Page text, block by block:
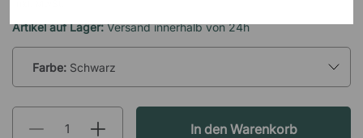
Artikel auf Lager:Versand innerhalb von 24h
Farbe: Schwarz
In den Warenkorb